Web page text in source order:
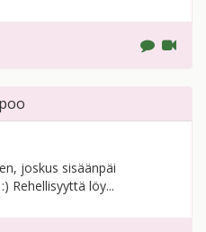
joskus sisäänpäi
Rehellisyyttä löy...